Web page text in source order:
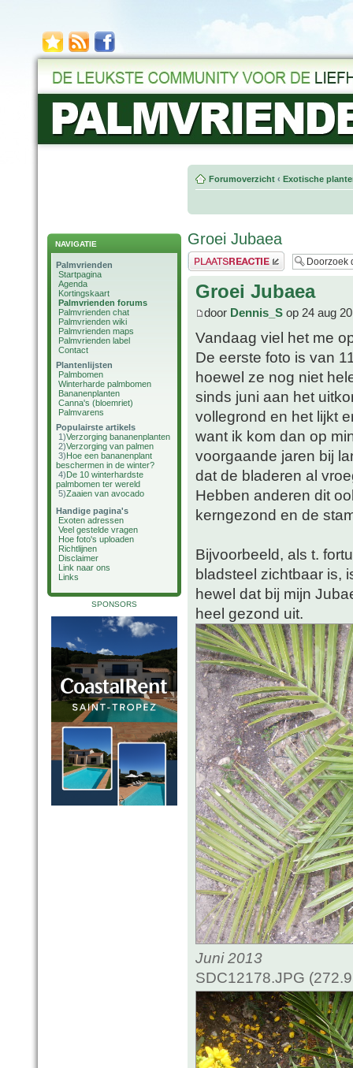
NAVIGATIE
Palmvrienden
Startpagina
Agenda
Kortingskaart
Palmvrienden forums
Palmvrienden chat
Palmvrienden wiki
Palmvrienden maps
Palmvrienden label
Contact
Plantenlijsten
Palmbomen
Winterharde palmbomen
Bananenplanten
Canna's (bloemriet)
Palmvarens
Populairste artikels
1)Verzorging bananenplanten
2)Verzorging van palmen
3)Hoe een bananenplant
beschermen in de winter?
4)De 10 winterhardste
palmbomen ter wereld
5)Zaaien van avocado
Handige pagina's
Exoten adressen
Veel gestelde vragen
Hoe foto's uploaden
Richtlijnen
Disclaimer
Link naar ons
Links
SPONSORS
Forumoverzicht ‹ Exotische
Groei Jubaea
Plaats een reactie
Groei Jubaea
door Dennis_S op 24 aug
Vandaag viel het me
De eerste foto is van
hoewel ze nog niet
sinds juni aan het
vollegrond en het lijkt
want ik kom dan op
voorgaande jaren bij
dat de bladeren al
Hebben anderen dit
kerngezond en de
Bijvoorbeeld, als t.
bladsteel zichtbaar is,
hewel dat bij mijn
heel gezond uit.
Juni 2013
SDC12178.JPG